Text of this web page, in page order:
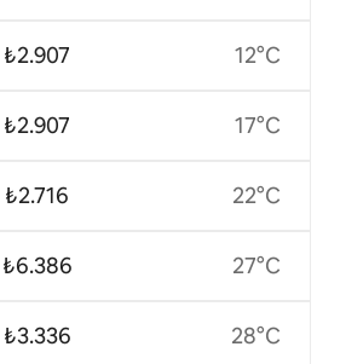
₺2.907
₺2.907
₺2.716
₺6.386
₺3.336
12°C
17°C
22°C
27°C
28°C